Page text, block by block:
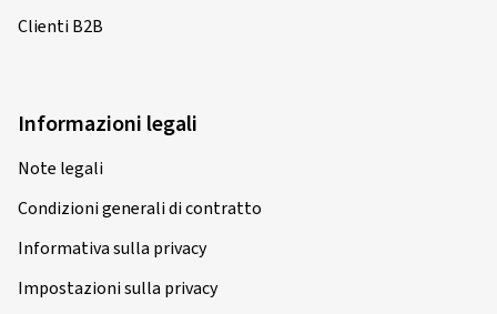
Clienti B2B
Informazioni legali
Note legali
Condizioni generali di contratto
Informativa sulla privacy
Impostazioni sulla privacy